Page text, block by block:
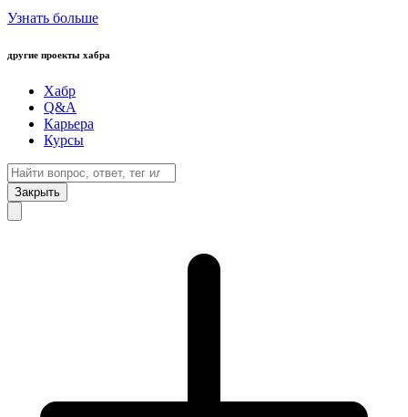
Узнать больше
другие проекты хабра
Хабр
Q&A
Карьера
Курсы
Закрыть